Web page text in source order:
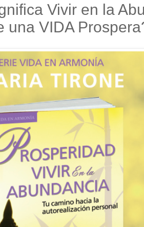
Vivir en la
una VIDA